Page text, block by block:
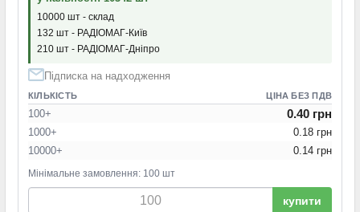
10000 шт - склад
132 шт - РАДІОМАГ-Київ
210 шт - РАДІОМАГ-Дніпро
Підписка на надходження
КІЛЬКІСТЬ ЦІНА БЕЗ ПДВ
100+ 0.40 грн
1000+
0.18 грн
10000+
0.14 грн
Мінімальне замовлення: 100 шт
купити